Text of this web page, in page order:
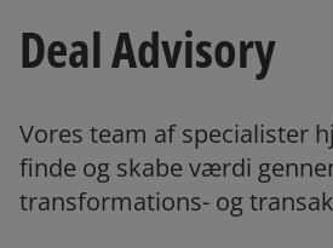
Deal Advisory
Vores team af specialister
finde og skabe værdi
transformations- og